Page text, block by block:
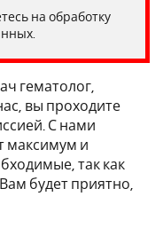
на обработку
гематолог,
вы проходите
С нами
максимум и
так как
будет приятно,